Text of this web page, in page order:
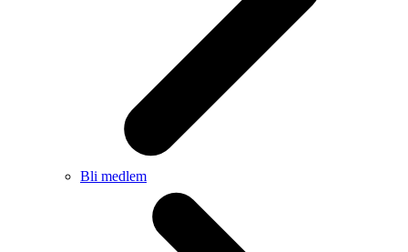
Bli medlem